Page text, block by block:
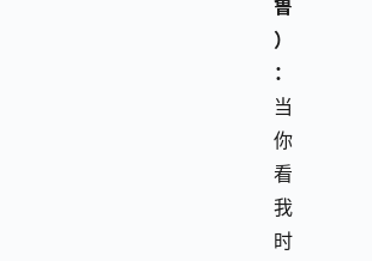
鲁
）
：
当
你
看
我
时